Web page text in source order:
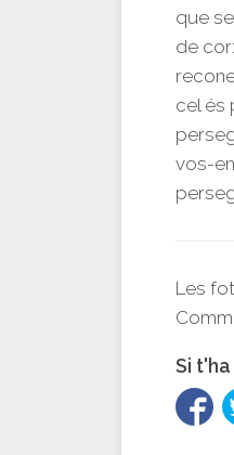
que
de
cel és
vos-
Les
Si